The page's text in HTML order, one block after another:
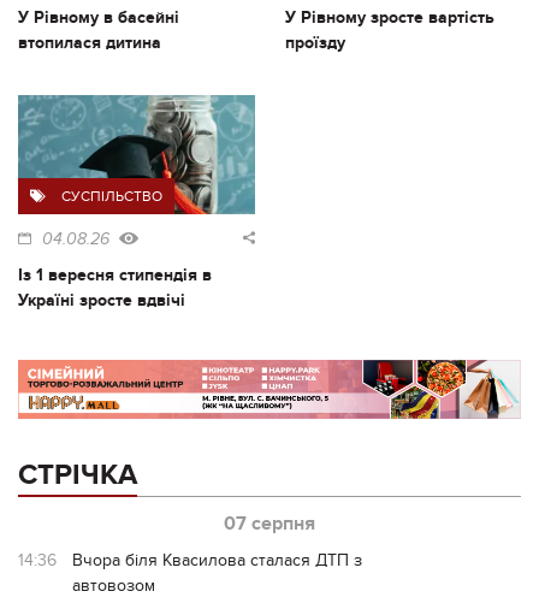
У Рівному в басейні
втопилася дитина
У Рівному зросте вартість
проїзду
СУСПІЛЬСТВО
04.08.26
Із 1 вересня стипендія в
Україні зросте вдвічі
СТРІЧКА
07 серпня
14:36
Вчора біля Квасилова сталася ДТП з
автовозом